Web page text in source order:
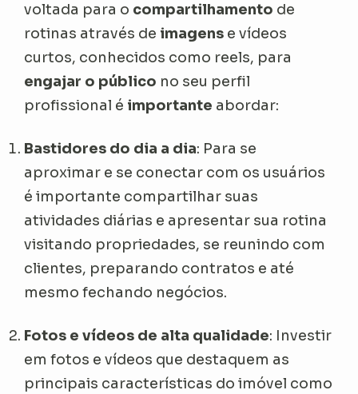
voltada para o compartilhamento de
rotinas através de imagens e vídeos
curtos, conhecidos como reels, para
engajar o público no seu perfil
profissional é importante abordar:
Bastidores do dia a dia: Para se
aproximar e se conectar com os usuários
é importante compartilhar suas
atividades diárias e apresentar sua rotina
visitando propriedades, se reunindo com
clientes, preparando contratos e até
mesmo fechando negócios.
Fotos e vídeos de alta qualidade: Investir
em fotos e vídeos que destaquem as
principais características do imóvel como